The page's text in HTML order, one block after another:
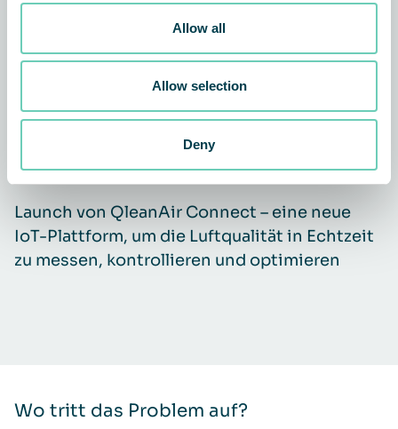
Allow all
Allow selection
Deny
Launch von QleanAir Connect – eine neue
IoT-Plattform, um die Luftqualität in Echtzeit
zu messen, kontrollieren und optimieren
Wo tritt das Problem auf?